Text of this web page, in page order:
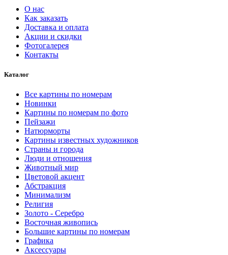
О нас
Как заказать
Доставка и оплата
Акции и скидки
Фотогалерея
Контакты
Каталог
Все картины по номерам
Новинки
Картины по номерам по фото
Пейзажи
Натюрморты
Картины известных художников
Страны и города
Люди и отношения
Животный мир
Цветовой акцент
Абстракция
Минимализм
Религия
Золото - Серебро
Восточная живопись
Большие картины по номерам
Графика
Аксессуары